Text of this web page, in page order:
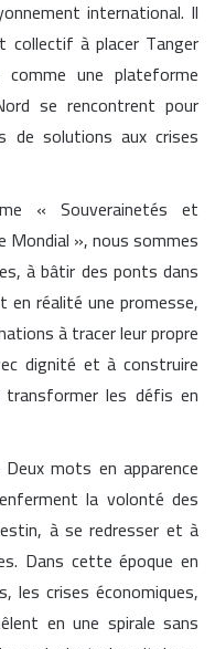
international. Il
collectif à placer Tanger
une plateforme
se rencontrent pour
de solutions aux crises
« Souverainetés et
Mondial », nous sommes
à bâtir des ponts dans
réalité une promesse,
à tracer leur propre
dignité et à construire
les défis en
Deux mots en apparence
la volonté des
à se redresser et à
Dans cette époque en
les crises économiques,
en une spirale sans